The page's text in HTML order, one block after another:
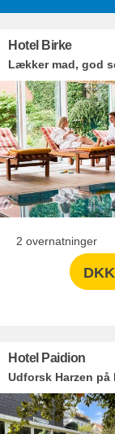
Hotel Birke
Lækker mad, god
2 overnatninger
DKK
Hotel Paidion
Udforsk Harzen på